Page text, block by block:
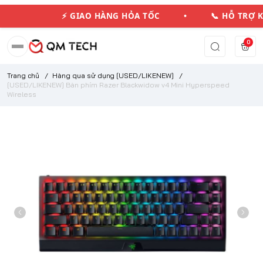
⚡ GIAO HÀNG HỎA TỐC • 📞 HỖ
0
Trang chủ / Hàng qua sử dụng [USED/LIKENEW]
/
[USED/LIKENEW] Bàn phím Razer Blackwidow v4 Mini Hyperspeed
Wireless